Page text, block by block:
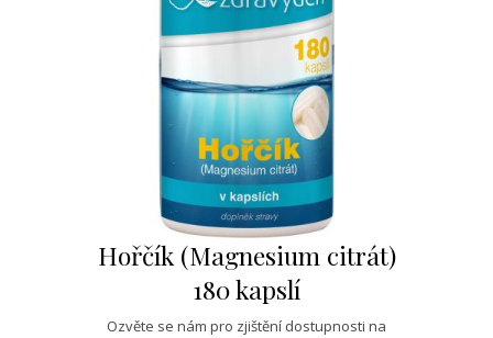
Hořčík (Magnesium citrát)
180 kapslí
Ozvěte se nám pro zjištění dostupnosti na